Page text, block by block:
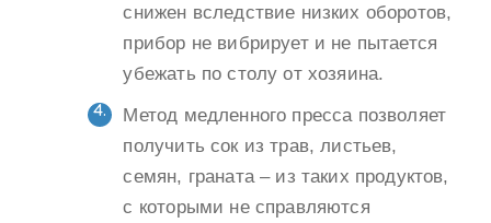
снижен вследствие низких оборотов,
прибор не вибрирует и не пытается
убежать по столу от хозяина.
Метод медленного пресса позволяет
получить сок из трав, листьев,
семян, граната – из таких продуктов,
с которыми не справляются